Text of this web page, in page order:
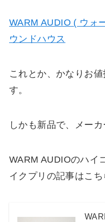
WARM AUDIO ( ウォ
ウンドハウス
これとか、かなりお
す。
しかも新品で、メーカ
WARM AUDIOのハイ
イクプリの記事はこち